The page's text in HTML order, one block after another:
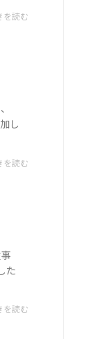
を読む
し
を読む
た
を読む